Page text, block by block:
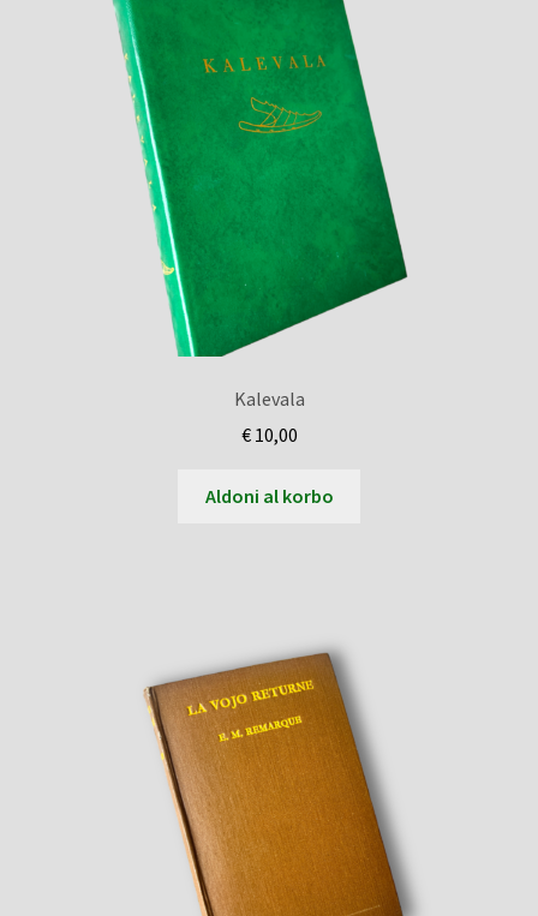
Kalevala
€10,00
Aldoni al korbo